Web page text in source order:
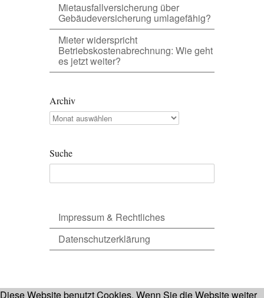
Mietausfallversicherung über
Gebäudeversicherung umlagefähig?
Mieter widerspricht
Betriebskostenabrechnung: Wie geht
es jetzt weiter?
Archiv
Archiv
Suche
Impressum & Rechtliches
Datenschutzerklärung
Diese Website benutzt Cookies. Wenn Sie die Website weiter